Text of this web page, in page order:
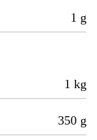
1 g
1 kg
350 g